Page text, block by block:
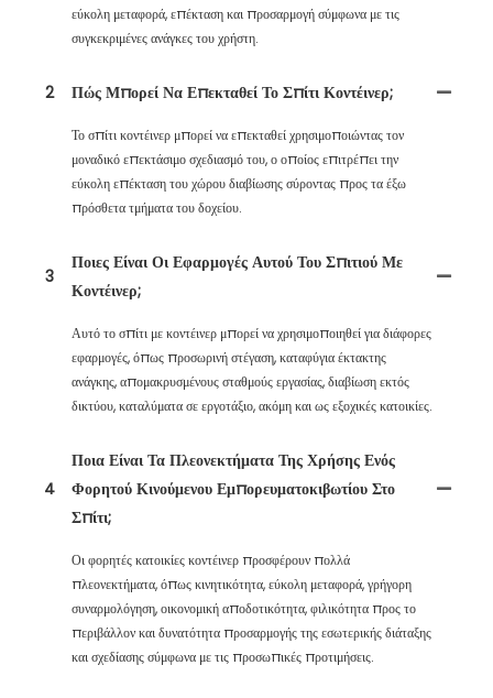
εύκολη μεταφορά, επέκταση και προσαρμογή σύμφωνα με τις
συγκεκριμένες ανάγκες του χρήστη.
2 Πώς Μπορεί Να Επεκταθεί Το Σπίτι Κοντέινερ;
Το σπίτι κοντέινερ μπορεί να επεκταθεί χρησιμοποιώντας τον
μοναδικό επεκτάσιμο σχεδιασμό του, ο οποίος επιτρέπει την
εύκολη επέκταση του χώρου διαβίωσης σύροντας προς τα έξω
πρόσθετα τμήματα του δοχείου.
3
Ποιες Είναι Οι Εφαρμογές Αυτού Του Σπιτιού Με
Κοντέινερ;
Αυτό το σπίτι με κοντέινερ μπορεί να χρησιμοποιηθεί για διάφορες
εφαρμογές, όπως προσωρινή στέγαση, καταφύγια έκτακτης
ανάγκης, απομακρυσμένους σταθμούς εργασίας, διαβίωση εκτός
δικτύου, καταλύματα σε εργοτάξιο, ακόμη και ως εξοχικές κατοικίες.
4
Ποια Είναι Τα Πλεονεκτήματα Της Χρήσης Ενός
Φορητού Κινούμενου Εμπορευματοκιβωτίου Στο
Σπίτι;
Οι φορητές κατοικίες κοντέινερ προσφέρουν πολλά
πλεονεκτήματα, όπως κινητικότητα, εύκολη μεταφορά, γρήγορη
συναρμολόγηση, οικονομική αποδοτικότητα, φιλικότητα προς το
περιβάλλον και δυνατότητα προσαρμογής της εσωτερικής διάταξης
και σχεδίασης σύμφωνα με τις προσωπικές προτιμήσεις.